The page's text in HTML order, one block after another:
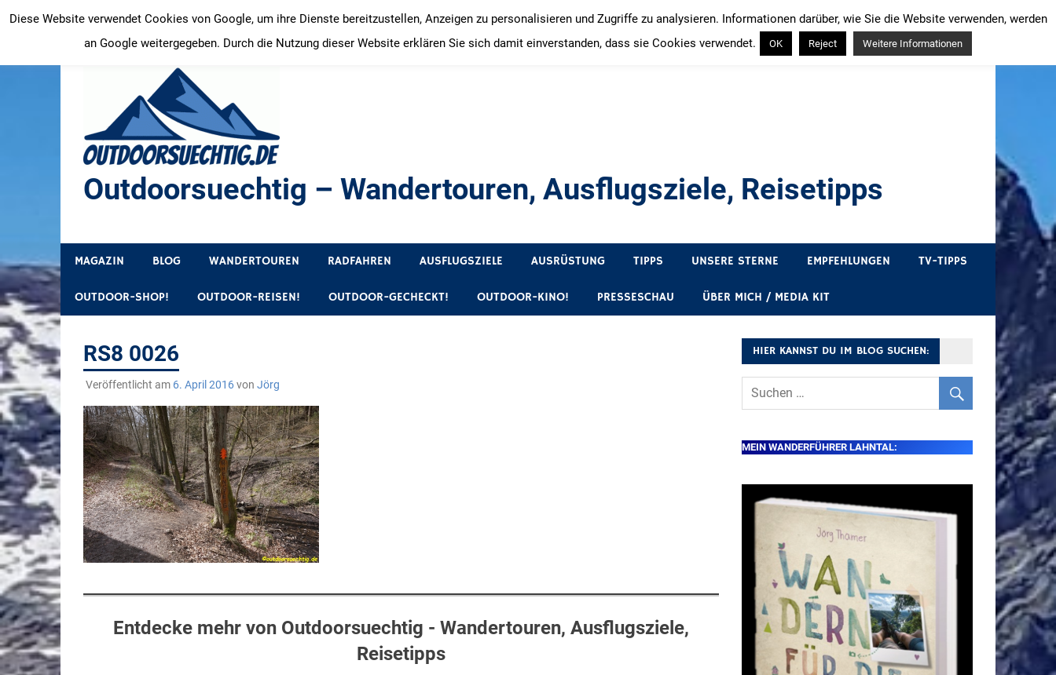
Inhalt
springen
Outdoorsuechtig – Wandertouren, Ausflugsziele, Reisetipps
MAGAZIN BLOG WANDERTOUREN RADFAHREN AUSFLUGSZIELE AUSRÜSTUNG TIPPS UNSERE STERNE EMPFEHLUNGEN TV-TIPPS
OUTDOOR-SHOP! OUTDOOR-REISEN! OUTDOOR-GECHECKT! OUTDOOR-KINO! PRESSESCHAU ÜBER MICH / MEDIA KIT
RS8 0026
Veröffentlicht am 6. April 2016von Jörg
Entdecke mehr von Outdoorsuechtig - Wandertouren, Ausflugsziele,
Reisetipps
HIER KANNST DU IM BLOG SUCHEN:
MEIN WANDERFÜHRER LAHNTAL:
Diese Website verwendet Cookies von Google, um ihre Dienste bereitzustellen, Anzeigen zu personalisieren und Zugriffe zu analysieren. Informationen darüber, wie Sie die Website verwenden, werden
an Google weitergegeben. Durch die Nutzung dieser Website erklären Sie sich damit einverstanden, dass sie Cookies verwendet.
OK Reject Weitere Informationen